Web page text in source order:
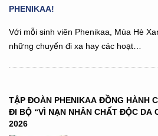
TẬP ĐOÀN PHENIKAA ĐỒNG HÀNH
ĐI BỘ “VÌ NẠN NHÂN CHẤT ĐỘC DA
2026
PHENIKAA!
Với mỗi sinh viên Phenikaa, Mùa Hè
những chuyến đi xa hay các hoạt…